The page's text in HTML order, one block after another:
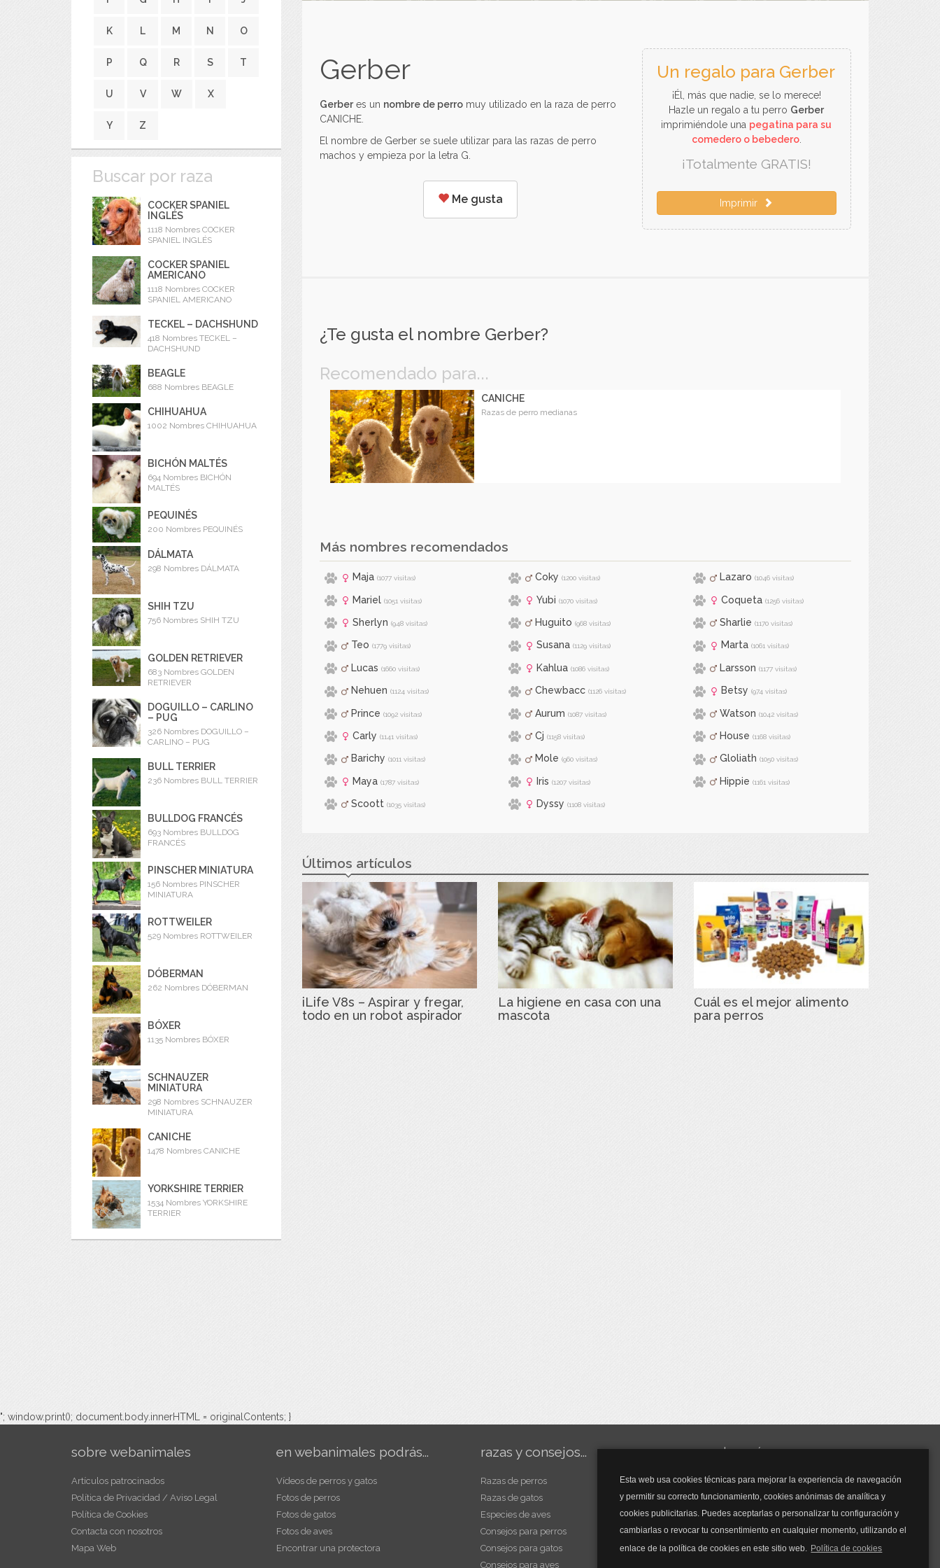
Esta web usa cookies técnicas para mejorar la experiencia de navegación
y permitir su correcto funcionamiento, cookies anónimas de analítica y
cookies publicitarias. Puedes aceptarlas o personalizar tu configuración y
cambiarlas o revocar tu consentimiento en cualquier momento, utilizando el
enlace de la política de cookies en este sitio web. Política de cookies
K L M N O
P Q R S T
U V W X
Y Z
Buscar por raza
COCKER SPANIEL
INGLÉS
1118 Nombres COCKER
SPANIEL INGLÉS
COCKER SPANIEL
AMERICANO
1118 Nombres COCKER
SPANIEL AMERICANO
TECKEL – DACHSHUND
418 Nombres TECKEL –
DACHSHUND
BEAGLE
688 Nombres BEAGLE
CHIHUAHUA
1002 Nombres CHIHUAHUA
BICHÓN MALTÉS
694 Nombres BICHÓN
MALTÉS
PEQUINÉS
200 Nombres PEQUINÉS
DÁLMATA
298 Nombres DÁLMATA
SHIH TZU
756 Nombres SHIH TZU
GOLDEN RETRIEVER
683 Nombres GOLDEN
RETRIEVER
DOGUILLO – CARLINO
– PUG
326 Nombres DOGUILLO –
CARLINO – PUG
BULL TERRIER
236 Nombres BULL TERRIER
BULLDOG FRANCÉS
693 Nombres BULLDOG
FRANCÉS
PINSCHER MINIATURA
156 Nombres PINSCHER
MINIATURA
ROTTWEILER
529 Nombres ROTTWEILER
DÓBERMAN
262 Nombres DÓBERMAN
BÓXER
1135 Nombres BÓXER
SCHNAUZER
MINIATURA
298 Nombres SCHNAUZER
MINIATURA
CANICHE
1478 Nombres CANICHE
YORKSHIRE TERRIER
1534 Nombres YORKSHIRE
TERRIER
Gerber
Gerberes un nombre de perro muy utilizado en la raza de perro
CANICHE.
El nombre de Gerber se suele utilizar para las razas de perro
machos y empieza por la letra G.
Me gusta
Un regalo para Gerber
¡Él, más que nadie, se lo merece!
Hazle un regalo a tu perro Gerber
imprimiéndole una pegatina para su
comedero o bebedero.
¡Totalmente GRATIS!
Imprimir
¿Te gusta el nombre Gerber?
Recomendado para...
CANICHE
Razas de perro medianas
Más nombres recomendados
Maja (1077 visitas) Coky (1200 visitas) Lazaro (1046 visitas)
Mariel (1051 visitas) Yubi (1070 visitas) Coqueta (1256 visitas)
Sherlyn (948 visitas) Huguito (968 visitas) Sharlie (1170 visitas)
Teo (1779 visitas) Susana (1129 visitas) Marta (1061 visitas)
Lucas (1660 visitas) Kahlua (1086 visitas) Larsson (1177 visitas)
Nehuen (1124 visitas) Chewbacc (1126 visitas) Betsy (974 visitas)
Prince (1092 visitas) Aurum (1087 visitas) Watson (1042 visitas)
Carly (1141 visitas) Cj (1158 visitas) House (1168 visitas)
Barichy (1011 visitas) Mole (960 visitas) Gloliath (1050 visitas)
Maya (1787 visitas) Iris (1207 visitas) Hippie (1161 visitas)
Scoott (1035 visitas) Dyssy (1108 visitas)
Últimos artículos
iLife V8s – Aspirar y fregar,
todo en un robot aspirador
La higiene en casa con una
mascota
Cuál es el mejor alimento
para perros
"; window.print(); document.body.innerHTML = originalContents; }
sobre webanimales
Artículos patrocinados
Política de Privacidad / Aviso Legal
Política de Cookies
Contacta con nosotros
Mapa Web
en webanimales podrás...
Vídeos de perros y gatos
Fotos de perros
Fotos de gatos
Fotos de aves
Encontrar una protectora
razas y consejos...
Razas de perros
Razas de gatos
Especies de aves
Consejos para perros
Consejos para gatos
Consejos para aves
y mucho más...
Mascarillas
Mascarillas FFP2
Mascarillas FFP3
Bolsos
Bolsos Tous